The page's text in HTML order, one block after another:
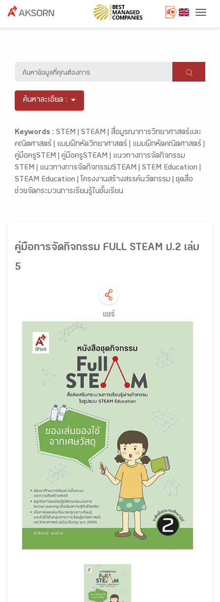
ค้นหาละเอียด :
Keywords : STEM | STEAM | สื่อบูรณาการวิทยาศาสตร์และ
คณิตศาสตร์ | แบบฝึกหัดวิทยาศาสตร์ | แบบฝึกหัดคณิตศาสตร์ |
คู่มือครูSTEM | คู่มือครูSTEAM | แนวทางการจัดกิจกรรม
STEM | แนวทางการจัดกิจกรรมSTEAM | STEM Education |
STEAM Education | โครงงานสร้างสรรค์นวัตกรรม | ชุดสื่อ
ช่วยจัดกระบวนการเรียนรู้ในชั้นเรียน
คู่มือการจัดกิจกรรม FULL STEAM ป.2 เล่ม
5
แชร์